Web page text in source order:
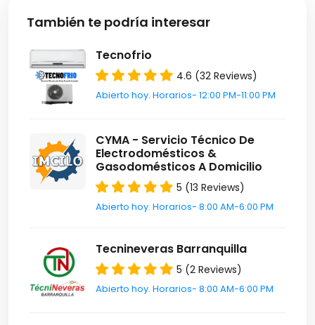
También te podría interesar
Tecnofrio
4.6 (32 Reviews)
Abierto hoy. Horarios- 12:00 PM-11:00 PM
CYMA - Servicio Técnico De
Electrodomésticos &
Gasodomésticos A Domicilio
5 (13 Reviews)
Abierto hoy. Horarios- 8:00 AM-6:00 PM
Tecnineveras Barranquilla
5 (2 Reviews)
Abierto hoy. Horarios- 8:00 AM-6:00 PM